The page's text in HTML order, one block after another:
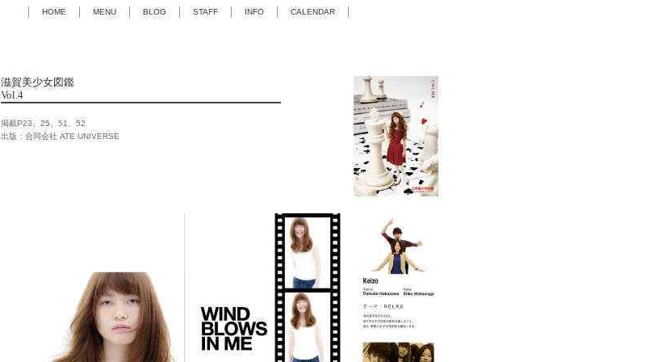
HOME MENU BLOG STAFF INFO CALENDAR
滋賀美少女図鑑
Vol.4
掲載P23、25、51、52
出版：合同会社 ATE UNIVERSE